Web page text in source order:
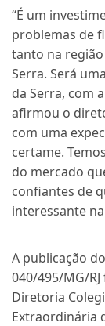
“É um
problemas de
tanto na
Serra. Será
da Serra, com
afirmou o
com uma
certame.
do mercado
confiantes de
interessante
A publicação
040/495/MG/
Diretoria
Extraordinária